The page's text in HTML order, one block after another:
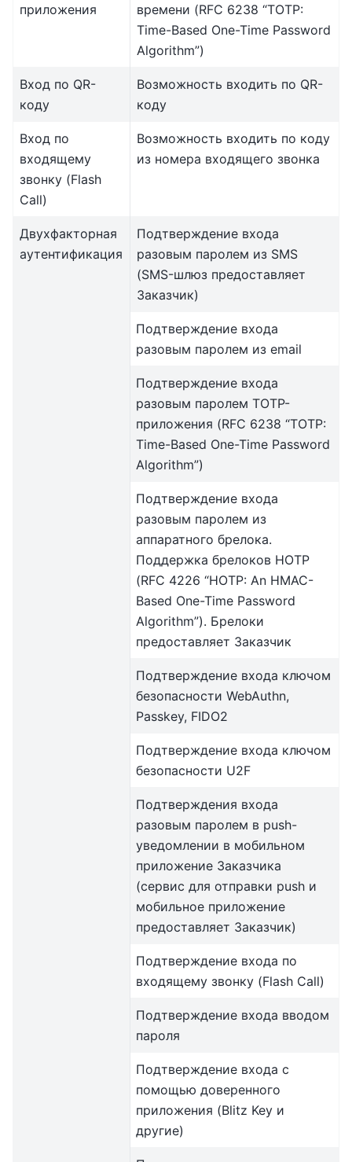
приложения
времени (RFC 6238 “TOTP:
Time-Based One-Time Password
Algorithm”)
Вход по QR-
коду
Возможность входить по QR-
коду
Вход по
входящему
звонку (Flash
Call)
Возможность входить по коду
из номера входящего звонка
Двухфакторная
аутентификация
Подтверждение входа
разовым паролем из SMS
(SMS-шлюз предоставляет
Заказчик)
Подтверждение входа
разовым паролем из email
Подтверждение входа
разовым паролем TOTP-
приложения (RFC 6238 “TOTP:
Time-Based One-Time Password
Algorithm”)
Подтверждение входа
разовым паролем из
аппаратного брелока.
Поддержка брелоков HOTP
(RFC 4226 “HOTP: An HMAC-
Based One-Time Password
Algorithm”). Брелоки
предоставляет Заказчик
Подтверждение входа ключом
безопасности WebAuthn,
Passkey, FIDO2
Подтверждение входа ключом
безопасности U2F
Подтверждения входа
разовым паролем в push-
уведомлении в мобильном
приложение Заказчика
(сервис для отправки push и
мобильное приложение
предоставляет Заказчик)
Подтверждение входа по
входящему звонку (Flash Call)
Подтверждение входа вводом
пароля
Подтверждение входа с
помощью доверенного
приложения (Blitz Key и
другие)